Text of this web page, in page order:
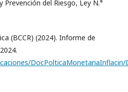
Prevención del Riesgo, Ley N.°
(BCCR) (2024). Informe de